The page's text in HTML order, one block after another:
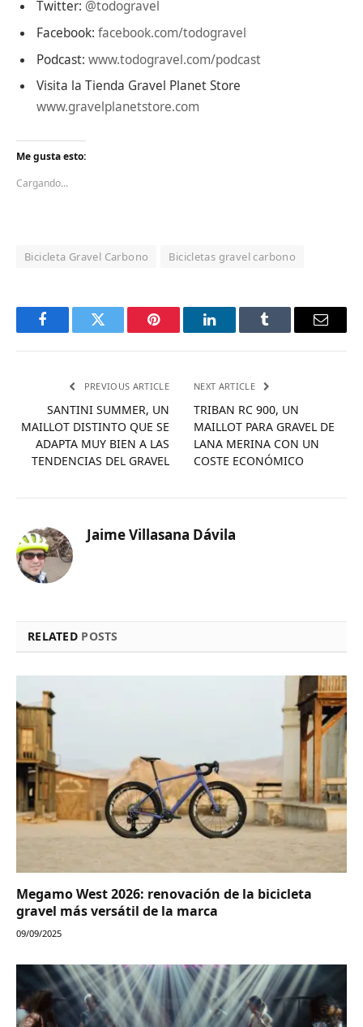
Twitter: @todogravel
Facebook: facebook.com/todogravel
Podcast: www.todogravel.com/podcast
Visita la Tienda Gravel Planet Store
www.gravelplanetstore.com
Me gusta esto:
Cargando...
Bicicleta Gravel Carbono Bicicletas gravel carbono
FacebookTwitter Pinterest LinkedInTumblr Email
PREVIOUS ARTICLE
SANTINI SUMMER, UN
MAILLOT DISTINTO QUE SE
ADAPTA MUY BIEN A LAS
TENDENCIAS DEL GRAVEL
NEXT ARTICLE
TRIBAN RC 900, UN
MAILLOT PARA GRAVEL DE
LANA MERINA CON UN
COSTE ECONÓMICO
Jaime Villasana Dávila
RELATED POSTS
Megamo West 2026: renovación de la bicicleta
gravel más versátil de la marca
09/09/2025